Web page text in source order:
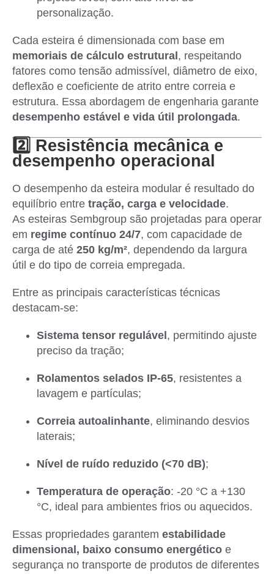
personalização.
Cada esteira é dimensionada com base em
memoriais de cálculo estrutural , respeitando
fatores como tensão admissível, diâmetro de eixo,
deflexão e coeficiente de atrito entre correia e
estrutura. Essa abordagem de engenharia garante
desempenho estável e vida útil prolongada.
2️⃣ Resistência mecânica e
desempenho operacional
O desempenho da esteira modular é resultado do
equilíbrio entre tração, carga e velocidade.
As esteiras Sembgroup são projetadas para operar
em regime contínuo 24/7, com capacidade de
carga de até 250 kg/m², dependendo da largura
útil e do tipo de correia empregada.
Entre as principais características técnicas
destacam-se:
Sistema tensor regulável , permitindo ajuste
preciso da tração;
Rolamentos selados IP-65, resistentes a
lavagem e partículas;
Correia autoalinhante, eliminando desvios
laterais;
Nível de ruído reduzido (<70 dB);
Temperatura de operação: -20 °C a +130
°C, ideal para ambientes frios ou aquecidos.
Essas propriedades garantem estabilidade
dimensional, baixo consumo energético e
segurança no transporte de produtos de diferentes